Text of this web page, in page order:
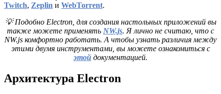
Twitch, Zeplin и WebTorrent.
💡 Подобно Electron, для создания настольных приложений вы
также можете применять NW.js. Я лично не считаю, что с
NW.js комфортно работать. А чтобы узнать различия между
этими двумя инструментами, вы можете ознакомиться с
этой документацией.
Архитектура Electron